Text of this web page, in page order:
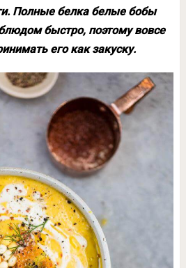
Полные белка белые бобы
быстро, поэтому вовсе
его как закуску.